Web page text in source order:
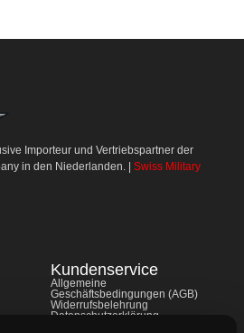
Importeur und Vertriebspartner der
in den Niederlanden. | Swiss Military
Kundenservice
Allgemeine
Geschäftsbedingungen (AGB)
Widerrufsbelehrung
Datenschutzerklärung